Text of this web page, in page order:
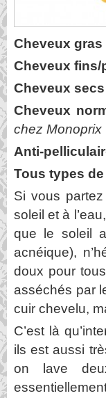
Cheveux gras
Cheveux fins/
Cheveux secs
Cheveux
chez Monoprix
Anti-
Tous types
Si vous
soleil et à
que le soleil
acnéique),
doux pour
asséchés par
cuir chevelu,
C’est là
ils est aussi
on lave